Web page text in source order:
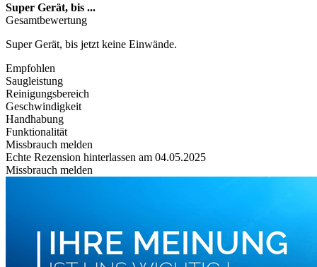
Super Gerät, bis ...
Gesamtbewertung
Super Gerät, bis jetzt keine Einwände.
Empfohlen
Saugleistung
Reinigungsbereich
Geschwindigkeit
Handhabung
Funktionalität
Missbrauch melden
Echte Rezension hinterlassen am 04.05.2025
Missbrauch melden